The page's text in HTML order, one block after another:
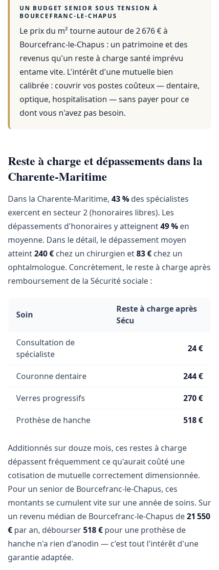
UN BUDGET SENIOR SOUS TENSION À
BOURCEFRANC-LE-CHAPUS
Le prix du m² tourne autour de 2 676 €à
Bourcefranc-le-Chapus : un patrimoine et des
revenus qu'un reste à charge santé imprévu
entame vite. L'intérêt d'une mutuelle bien
calibrée : couvrir vos postes coûteux — dentaire,
optique, hospitalisation — sans payer pour ce
dont vous n'avez pas besoin.
Reste à charge et dépassements dans la
Charente-Maritime
Dans la Charente-Maritime, 43 % des spécialistes
exercent en secteur 2 (honoraires libres). Les
dépassements d'honoraires y atteignent49 % en
moyenne. Dans le détail, le dépassement moyen
atteint240 € chez un chirurgien et83 € chez un
ophtalmologue. Concrètement, le reste à charge après
remboursement de la Sécurité sociale :
Soin
Reste à charge après
Sécu
Consultation de
spécialiste
24 €
Couronne dentaire 244 €
Verres progressifs 270 €
Prothèse de hanche 518 €
Additionnés sur douze mois, ces restes à charge
dépassent fréquemment ce qu'aurait coûté une
cotisation de mutuelle correctement dimensionnée.
Pour un senior de Bourcefranc-le-Chapus, ces
montants se cumulent vite sur une année de soins. Sur
un revenu médian de Bourcefranc-le-Chapus de21 550
€ par an, débourser518 € pour une prothèse de
hanche n'a rien d'anodin — c'est tout l'intérêt d'une
garantie adaptée.